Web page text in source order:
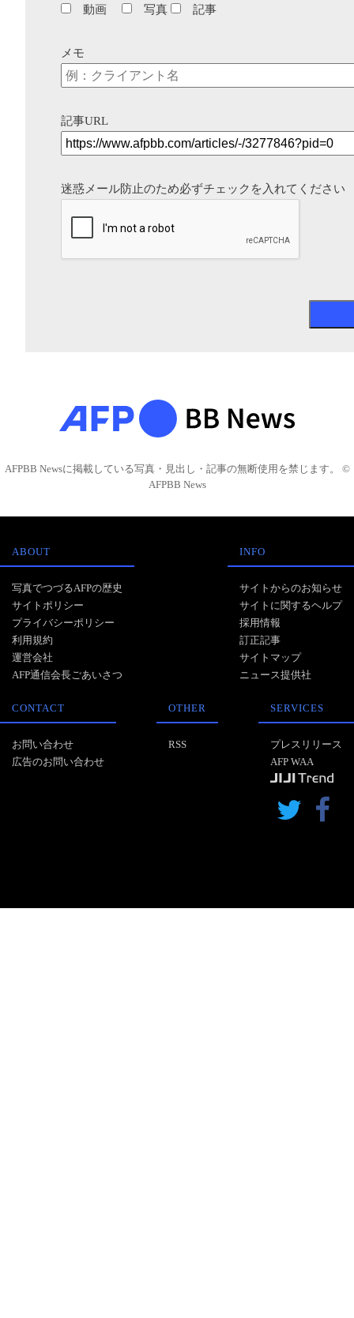
動画
写真 記事
メモ
記事URL
迷惑メール防止のため必ずチェックを入れてください
AFPBB Newsに掲載している写真・見出し・記事の無断使用を禁じます。 ©
AFPBB News
ABOUT
写真でつづるAFPの歴史
サイトポリシー
プライバシーポリシー
利用規約
運営会社
AFP通信会長ごあいさつ
INFO
サイトからのお知らせ
サイトに関するヘルプ
採用情報
訂正記事
サイトマップ
ニュース提供社
CONTACT
お問い合わせ
広告のお問い合わせ
OTHER
RSS
SERVICES
プレスリリース
AFP WAA